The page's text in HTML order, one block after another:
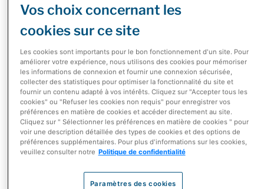
Remedy'sRx and The Medicine Shoppe in Ontario
can now prescribe and treat 13 minor conditions,
and urinary tract infections, among others.
Patients can now walk into their local pharmacy
and receive assessment and treatment from their
pharmacist for the following 13 conditions:
hay fever
oral thrush
dermatitis
Vos choix concernant les
cookies sur ce site
Les cookies sont importants pour le bon fonctionnement d'un site. Pour
améliorer votre expérience, nous utilisons des cookies pour mémoriser
les informations de connexion et fournir une connexion sécurisée,
collecter des statistiques pour optimiser la fonctionnalité du site et
fournir un contenu adapté à vos intérêts. Cliquez sur "Accepter tous les
cookies" ou "Refuser les cookies non requis" pour enregistrer vos
préférences en matière de cookies et accéder directement au site.
Cliquez sur " Sélectionner les préférences en matière de cookies " pour
voir une description détaillée des types de cookies et des options de
préférences supplémentaires. Pour plus d'informations sur les cookies,
veuillez consulter notre Politique de confidentialité
Paramètres des cookies